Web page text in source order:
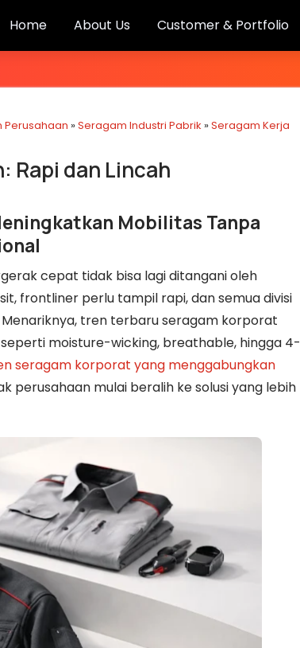
Home About Us Customer & Portfolio
Perusahaan »Seragam Industri Pabrik »Seragam Kerja
Rapi dan Lincah
Mobilitas Tanpa
cepat tidak bisa lagi ditangani oleh
frontliner perlu tampil rapi, dan semua divisi
tren terbaru seragam korporat
moisture-wicking, breathable, hingga 4-
seragam korporat yang menggabungkan
perusahaan mulai beralih ke solusi yang lebih